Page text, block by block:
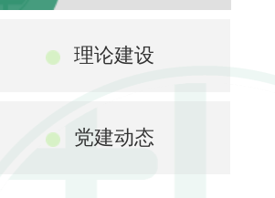
理论建设
党建动态